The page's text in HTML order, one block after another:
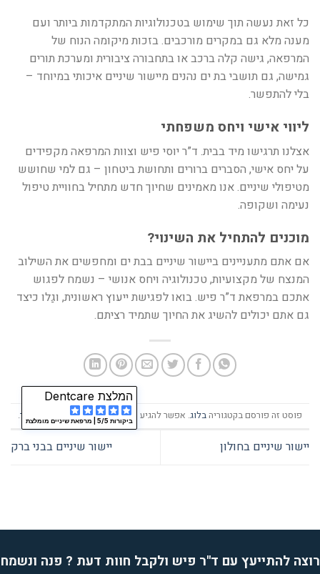
כל זאת נעשה תוך שימוש בטכנולוגיות המתקדמות ביותר ועם
מענה מלא גם במקרים מורכבים. בזכות מיקומה הנוח של
המרפאה, גישה קלה ברכב או בתחבורה ציבורית ומערכת תורים
גמישה, גם תושבי בת ים נהנים מיישור שיניים איכותי במיוחד –
בלי להתפשר.
ליווי אישי ויחס משפחתי
אצלנו תרגישו מיד בבית. ד”ר יוסי פיש וצוות המרפאה מקפידים
על יחס אישי, הסברים ברורים ותחושת ביטחון – גם למי שחושש
מטיפולי שיניים. אנו מאמינים שחיוך חדש מתחיל בחוויית טיפול
נעימה ושקופה.
מוכנים להתחיל את השינוי?
אם אתם מתעניינים ביישור שיניים בבת ים ומחפשים את השילוב
המנצח של מקצועיות, טכנולוגיה ויחס אנושי – נשמח לפגוש
אתכם במרפאת ד”ר פיש. בואו לפגישת ייעוץ ראשונית, וגַלו כיצד
גם אתם יכולים להשיג את החיוך שתמיד רציתם.
פוסט זה פורסם בקטגוריהבלוג. אפשר להגיע ישירות לפוסט זהעם קישור ישיר.
המלצת Dentcare
ביקורות 5/5 | מרפאת שיניים מומלצת
יישור שיניים בחולון יישור שיניים בבני ברק
רוצה להתייעץ עם ד''ר פיש ולקבל חוות דעת ? פנה ונשמח